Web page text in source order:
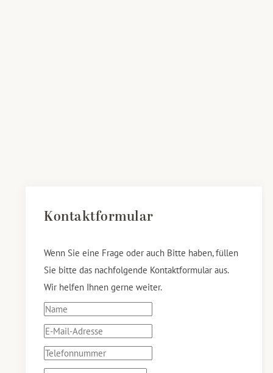
Kontaktformular
Wenn Sie eine Frage oder auch Bitte haben, füllen
Sie bitte das nachfolgende Kontaktformular aus.
Wir helfen Ihnen gerne weiter.